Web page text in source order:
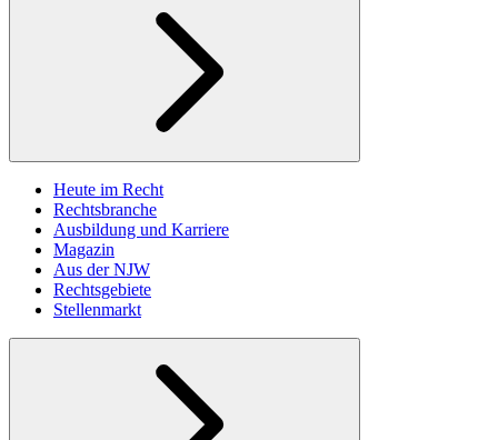
Heute im Recht
Rechtsbranche
Ausbildung und Karriere
Magazin
Aus der NJW
Rechtsgebiete
Stellenmarkt